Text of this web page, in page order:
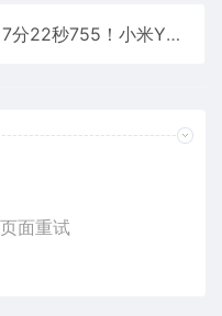
7分22秒755！小米YU7GT刷新纽北SUV记录：弯心速度完胜保时捷
面重试